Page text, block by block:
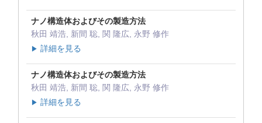
ナノ構造体およびその製造方法
秋田 靖浩, 新間 聡, 関 隆広, 永野 修作
▶ 詳細を見る
ナノ構造体およびその製造方法
秋田 靖浩, 新間 聡, 関 隆広, 永野 修作
▶ 詳細を見る